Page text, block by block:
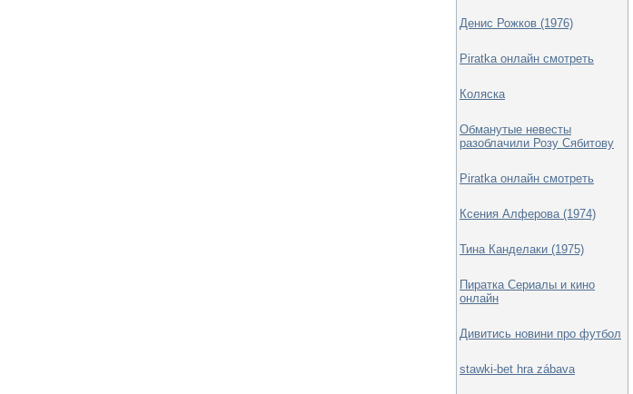
Денис Рожков (1976)
Piratka онлайн смотреть
Коляска
Обманутые невесты
разоблачили Розу Сябитову
Piratka онлайн смотреть
Ксения Алферова (1974)
Тина Канделаки (1975)
Пиратка Сериалы и кино
онлайн
Дивитись новини про футбол
stawki-bet hra zábava